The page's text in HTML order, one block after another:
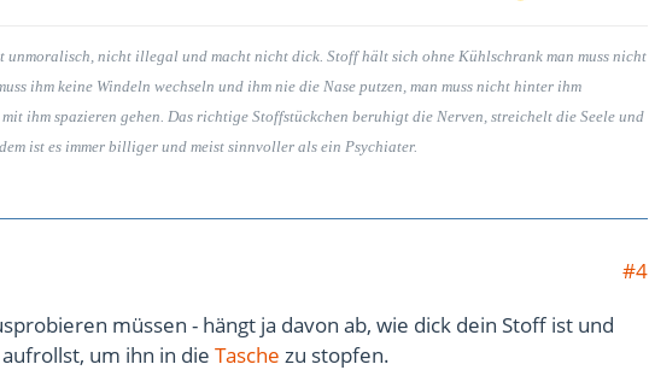
unmoralisch, nicht illegal und macht nicht dick. Stoff hält sich ohne Kühlschrank man muss nicht
ihm keine Windeln wechseln und ihm nie die Nase putzen, man muss nicht hinter ihm
ihm spazieren gehen. Das richtige Stoffstückchen beruhigt die Nerven, streichelt die Seele und
ist es immer billiger und meist sinnvoller als ein Psychiater.
#4
müssen - hängt ja davon ab, wie dick dein Stoff ist und
um ihn in die Tasche zu stopfen.